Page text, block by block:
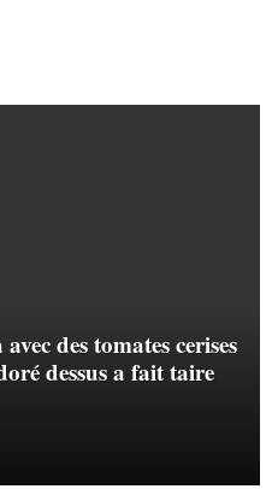
des tomates cerises
dessus a fait taire